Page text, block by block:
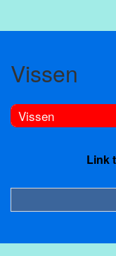
Vissen
Vissen
Link